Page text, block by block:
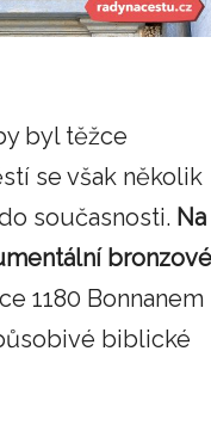
byl těžce
se však několik
současnosti. Na
bronzové
1180 Bonnanem
biblické